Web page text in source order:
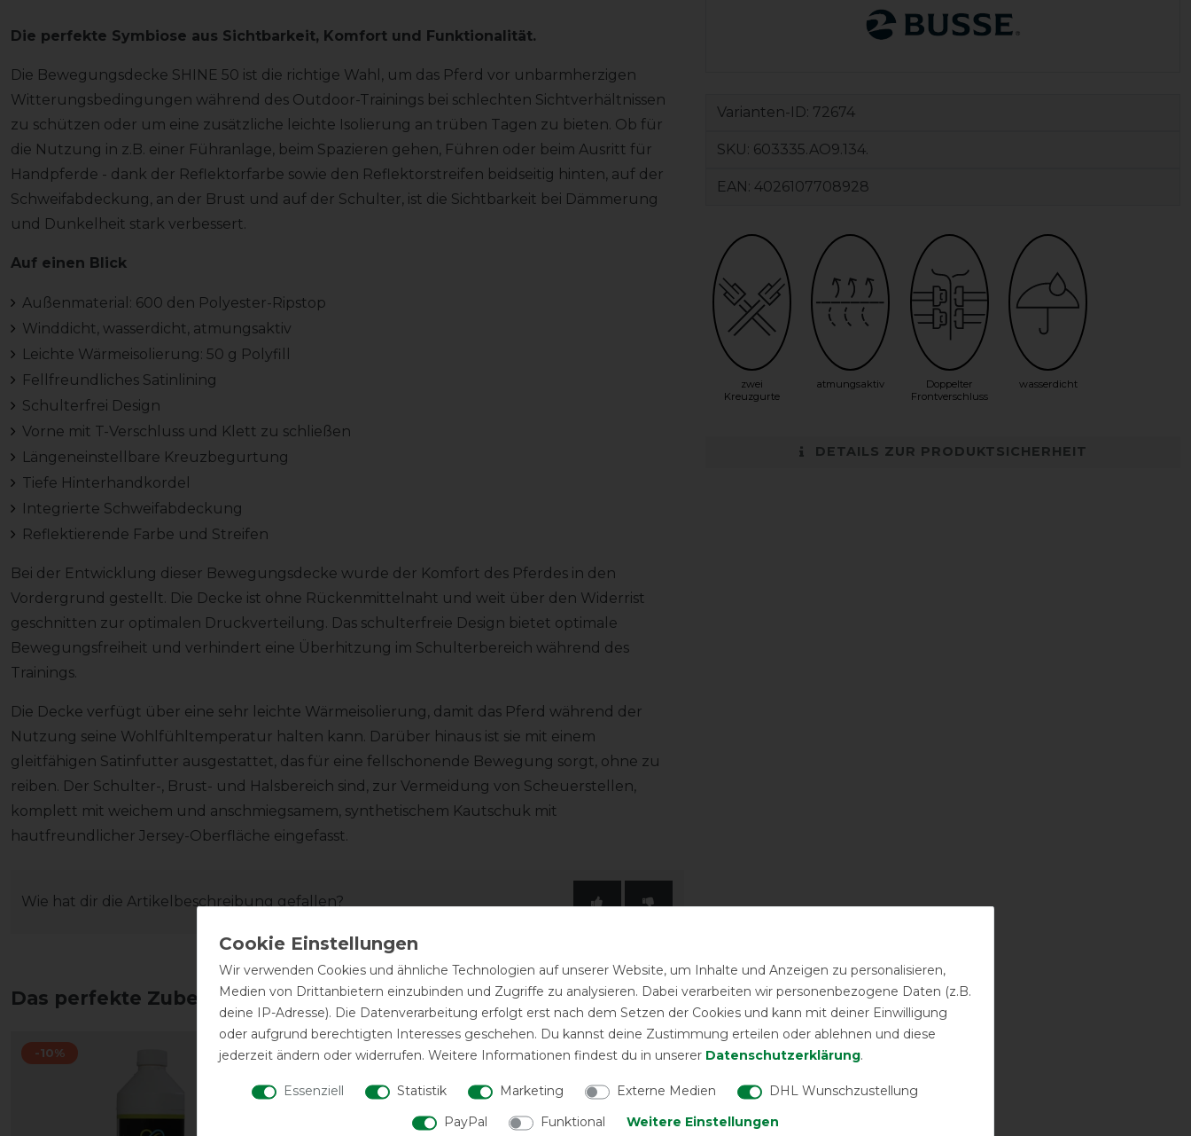
Die perfekte Symbiose aus Sichtbarkeit, Komfort und Funktionalität.
Die Bewegungsdecke SHINE 50 ist die richtige Wahl, um das Pferd vor unbarmherzigen
Witterungsbedingungen während des Outdoor-Trainings bei schlechten Sichtverhältnissen
zu schützen oder um eine zusätzliche leichte Isolierung an trüben Tagen zu bieten. Ob für
die Nutzung in z.B. einer Führanlage, beim Spazieren gehen, Führen oder beim Ausritt für
Handpferde - dank der Reflektorfarbe sowie den Reflektorstreifen beidseitig hinten, auf der
Schweifabdeckung, an der Brust und auf der Schulter, ist die Sichtbarkeit bei Dämmerung
und Dunkelheit stark verbessert.
Auf einen Blick
Außenmaterial: 600 den Polyester-Ripstop
Winddicht, wasserdicht, atmungsaktiv
Leichte Wärmeisolierung: 50 g Polyfill
Fellfreundliches Satinlining
Schulterfrei Design
Vorne mit T-Verschluss und Klett zu schließen
Längeneinstellbare Kreuzbegurtung
Tiefe Hinterhandkordel
Integrierte Schweifabdeckung
Reflektierende Farbe und Streifen
Bei der Entwicklung dieser Bewegungsdecke wurde der Komfort des Pferdes in den
Vordergrund gestellt. Die Decke ist ohne Rückenmittelnaht und weit über den Widerrist
geschnitten zur optimalen Druckverteilung. Das schulterfreie Design bietet optimale
Bewegungsfreiheit und verhindert eine Überhitzung im Schulterbereich während des
Trainings.
Die Decke verfügt über eine sehr leichte Wärmeisolierung, damit das Pferd während der
Nutzung seine Wohlfühltemperatur halten kann. Darüber hinaus ist sie mit einem
gleitfähigen Satinfutter ausgestattet, das für eine fellschonende Bewegung sorgt, ohne zu
reiben. Der Schulter-, Brust- und Halsbereich sind, zur Vermeidung von Scheuerstellen,
komplett mit weichem und anschmiegsamem, synthetischem Kautschuk mit
hautfreundlicher Jersey-Oberfläche eingefasst.
Wie hat dir die Artikelbeschreibung gefallen?
Varianten-ID: 72674
SKU: 603335.AO9.134.
EAN: 4026107708928
zwei
Kreuzgurte
atmungsaktiv
Doppelter
Frontverschluss
wasserdicht
DETAILS ZUR PRODUKTSICHERHEIT
Das perfekte Zubehör für dich
-10% -13%
Wir verwenden Cookies und ähnliche Technologien auf unserer Website, um Inhalte und Anzeigen zu personalisieren,
Medien von Drittanbietern einzubinden und Zugriffe zu analysieren. Dabei verarbeiten wir personenbezogene Daten (z.B.
deine IP-Adresse). Die Datenverarbeitung erfolgt erst nach dem Setzen der Cookies und kann mit deiner Einwilligung
oder aufgrund berechtigten Interesses geschehen. Du kannst deine Zustimmung erteilen oder ablehnen und diese
jederzeit ändern oder widerrufen. Weitere Informationen findest du in unserer Daten­schutz­erklärung.
Essenziell Statistik Marketing Externe Medien
DHL Wunschzustellung
PayPal
Funktional Weitere Einstellungen